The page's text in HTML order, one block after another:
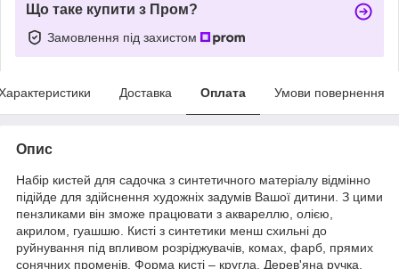
Що таке купити з Пром?
Замовлення під захистом
Доставка Оплата Умови повернення
Опис
Набір кистей для садочка з синтетичного матеріалу відмінно
підійде для здійснення художніх задумів Вашої дитини. З цими
пензликами він зможе працювати з аквареллю, олією,
акрилом, гуашшю. Кисті з синтетики менш схильні до
руйнування під впливом розріджувачів, комах, фарб, прямих
сонячних променів. Форма кисті – кругла. Дерев'яна ручка